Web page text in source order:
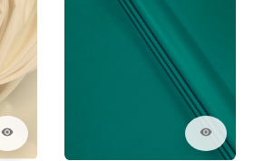
visibility visibility